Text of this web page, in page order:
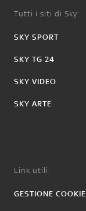
Tutti i siti di Sky:
SKY SPORT
SKY TG 24
SKY VIDEO
SKY ARTE
Link utili:
GESTIONE COOKIE